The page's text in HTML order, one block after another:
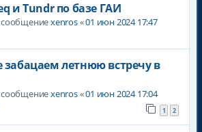
и Tundr по базе ГАИ
сообщениеxenros«01 июн 2024 17:47
забацаем летнюю встречу в
сообщениеxenros«01 июн 2024 17:04
1 2